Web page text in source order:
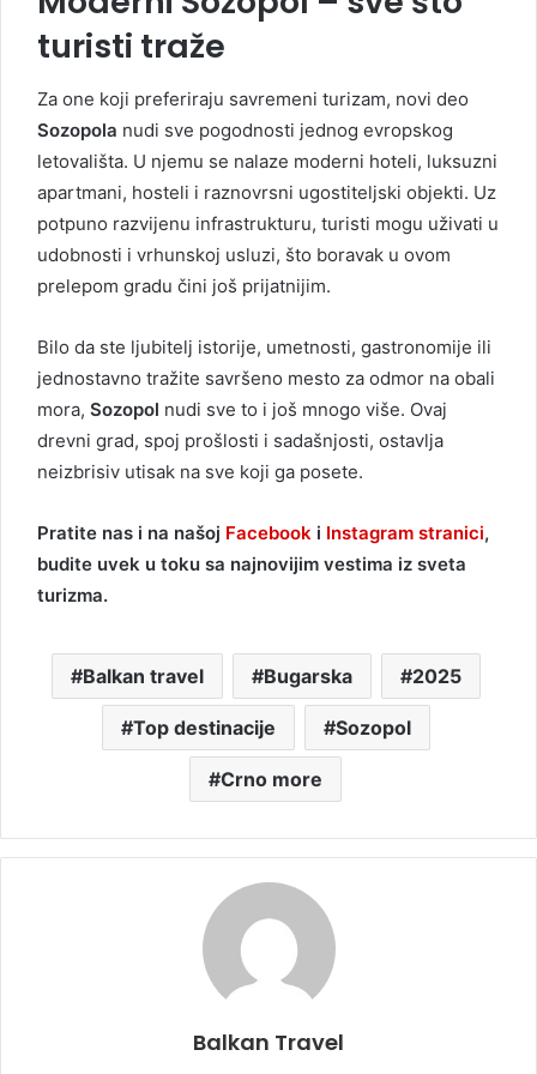
turisti traže
Za one koji preferiraju savremeni turizam, novi deo
Sozopola nudi sve pogodnosti jednog evropskog
letovališta. U njemu se nalaze moderni hoteli, luksuzni
apartmani, hosteli i raznovrsni ugostiteljski objekti. Uz
potpuno razvijenu infrastrukturu, turisti mogu uživati u
udobnosti i vrhunskoj usluzi, što boravak u ovom
prelepom gradu čini još prijatnijim.
Bilo da ste ljubitelj istorije, umetnosti, gastronomije ili
jednostavno tražite savršeno mesto za odmor na obali
mora, Sozopol nudi sve to i još mnogo više. Ovaj
drevni grad, spoj prošlosti i sadašnjosti, ostavlja
neizbrisiv utisak na sve koji ga posete.
Pratite nas i na našoj Facebook i Instagram stranici,
budite uvek u toku sa najnovijim vestima iz sveta
turizma.
Balkan travel Bugarska 2025
Top destinacije Sozopol
Crno more
Balkan Travel